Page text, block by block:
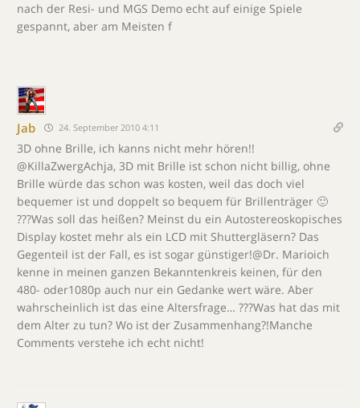
nach der Resi- und MGS Demo echt auf einige Spiele
gespannt, aber am Meisten f
Jab 24. September 2010 4:11
3D ohne Brille, ich kanns nicht mehr hören!!
@KillaZwergAchja, 3D mit Brille ist schon nicht billig, ohne
Brille würde das schon was kosten, weil das doch viel
bequemer ist und doppelt so bequem für Brillenträger 🙂
???Was soll das heißen? Meinst du ein Autostereoskopisches
Display kostet mehr als ein LCD mit Shuttergläsern? Das
Gegenteil ist der Fall, es ist sogar günstiger!@Dr. Marioich
kenne in meinen ganzen Bekanntenkreis keinen, für den
480- oder1080p auch nur ein Gedanke wert wäre. Aber
wahrscheinlich ist das eine Altersfrage… ???Was hat das mit
dem Alter zu tun? Wo ist der Zusammenhang?!Manche
Comments verstehe ich echt nicht!